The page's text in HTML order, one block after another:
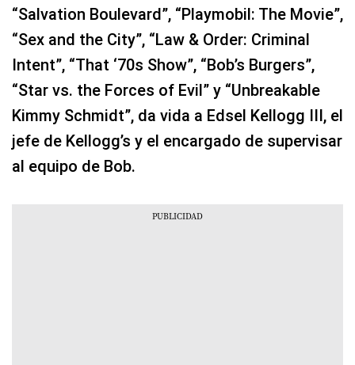
“Salvation Boulevard”, “Playmobil: The Movie”,
“Sex and the City”, “Law & Order: Criminal
Intent”, “That ‘70s Show”, “Bob’s Burgers”,
“Star vs. the Forces of Evil” y “Unbreakable
Kimmy Schmidt”, da vida a Edsel Kellogg III, el
jefe de Kellogg’s y el encargado de supervisar
al equipo de Bob.